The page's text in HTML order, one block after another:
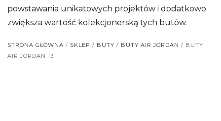
powstawania unikatowych projektów i dodatkowo
zwiększa wartość kolekcjonerską tych butów.
STRONA GŁÓWNA / SKLEP / BUTY / BUTY AIR JORDAN / BUTY
AIR JORDAN 13